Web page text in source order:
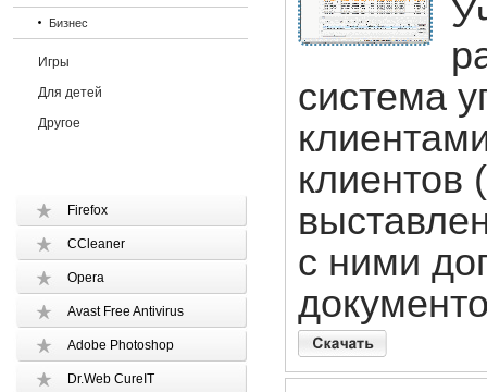
Бизнес
Игры
Для детей
Другое
Firefox
CCleaner
Opera
Avast Free Antivirus
Adobe Photoshop
Dr.Web CureIT
система
клиентов
с ними